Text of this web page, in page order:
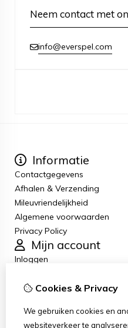
Neem contact met
info@everspel.com
Informatie
Contactgegevens
Afhalen & Verzending
Mileuvriendelijkheid
Algemene voorwaarden
Privacy Policy
Mijn account
Inloggen
Verlanglijst
Klantenservice
Cookies & Privacy
We gebruiken cookies en
websiteverkeer te